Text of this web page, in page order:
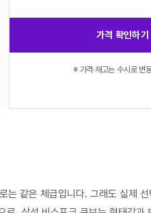
가격 확인하기
※ 가격·재고는 수시로 변
같은 체급입니다. 그래도 실제 선